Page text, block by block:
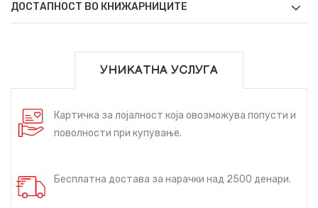
ДОСТАПНОСТ ВО КНИЖАРНИЦИТЕ
УНИКАТНА УСЛУГА
Картичка за лојалност која овозможува попусти и
поволности при купување.
Бесплатна достава за нарачки над 2500 денари.